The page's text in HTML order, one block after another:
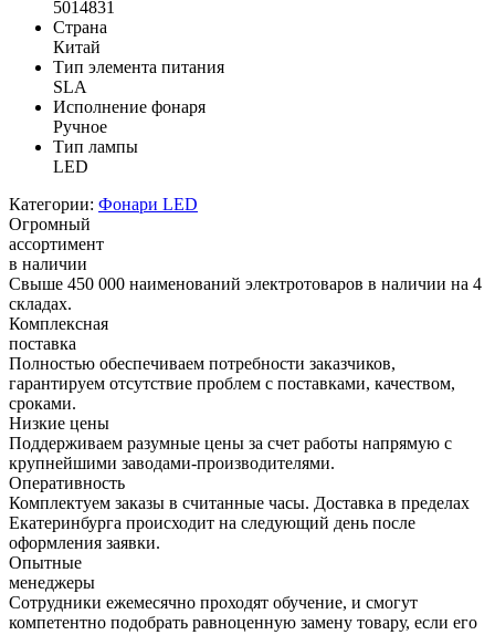
5014831
Страна
Китай
Тип элемента питания
SLA
Исполнение фонаря
Ручное
Тип лампы
LED
Категории: Фонари LED
Огромный
ассортимент
в наличии
Свыше 450 000 наименований электротоваров в наличии на 4
складах.
Комплексная
поставка
Полностью обеспечиваем потребности заказчиков,
гарантируем отсутствие проблем с поставками, качеством,
сроками.
Низкие цены
Поддерживаем разумные цены за счет работы напрямую с
крупнейшими заводами-производителями.
Оперативность
Комплектуем заказы в считанные часы. Доставка в пределах
Екатеринбурга происходит на следующий день после
оформления заявки.
Опытные
менеджеры
Сотрудники ежемесячно проходят обучение, и смогут
компетентно подобрать равноценную замену товару, если его